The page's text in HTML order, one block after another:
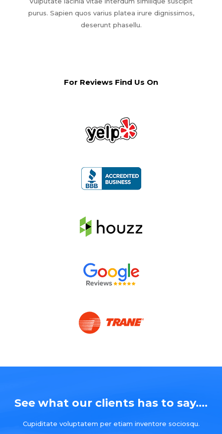
purus. Sapien quos varius platea irure dignissimos,
deserunt phasellu.
For Reviews Find Us On
See what our clients has to say....
Cupiditate voluptatem per etiam inventore sociosqu.